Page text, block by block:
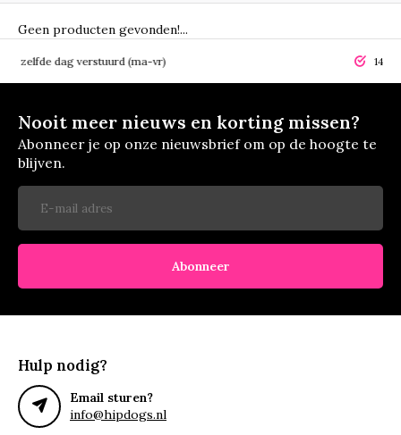
Geen producten gevonden!...
dag verstuurd (ma-vr) 14 dagen
Nooit meer nieuws en korting missen?
Abonneer je op onze nieuwsbrief om op de hoogte te
blijven.
Abonneer
Hulp nodig?
Email sturen?
info@hipdogs.nl